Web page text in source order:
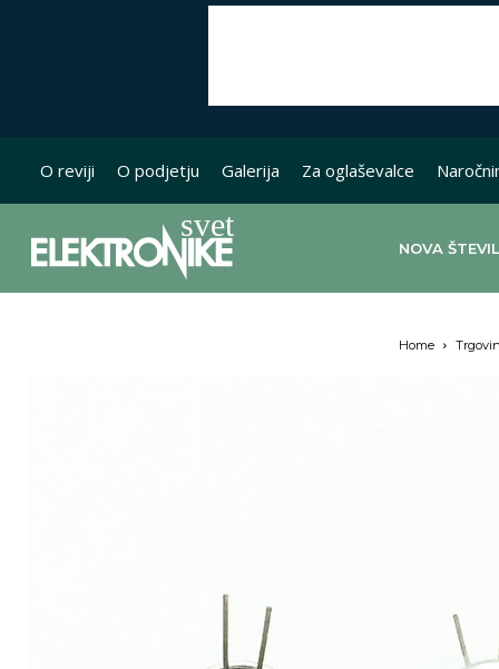
O reviji O podjetju Galerija Za oglaševalce
NOVA
Home